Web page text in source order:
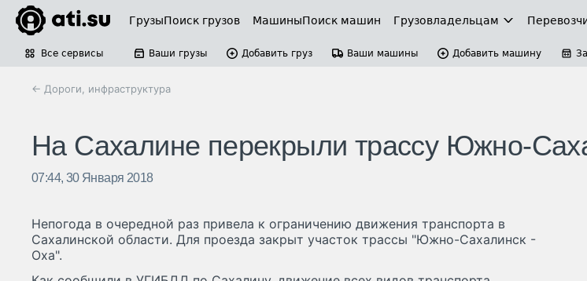
ГрузыПоиск грузов МашиныПоиск машин Грузовладельцам
Все сервисы Ваши грузы Добавить груз Ваши машины Добавить машину
← Дороги, инфраструктура
На Сахалине перекрыли трассу Южно-
07:44, 30 Января 2018
Непогода в очередной раз привела к ограничению движения транспорта в
Сахалинской области. Для проезда закрыт участок трассы "Южно-Сахалинск -
Оха".